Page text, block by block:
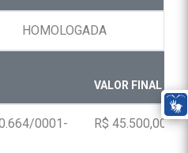
HOMOLOGADA
VALOR FINAL R$
0001-
R$ 45.500,00